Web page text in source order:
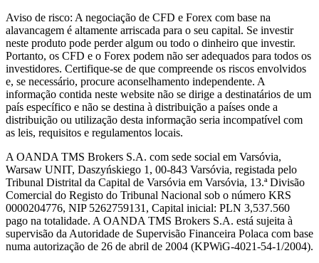
Aviso de risco: A negociação de CFD e Forex com base na
alavancagem é altamente arriscada para o seu capital. Se investir
neste produto pode perder algum ou todo o dinheiro que investir.
Portanto, os CFD e o Forex podem não ser adequados para todos os
investidores. Certifique-se de que compreende os riscos envolvidos
e, se necessário, procure aconselhamento independente. A
informação contida neste website não se dirige a destinatários de um
país específico e não se destina à distribuição a países onde a
distribuição ou utilização desta informação seria incompatível com
as leis, requisitos e regulamentos locais.
A OANDA TMS Brokers S.A. com sede social em Varsóvia,
Warsaw UNIT, Daszyńskiego 1, 00-843 Varsóvia, registada pelo
Tribunal Distrital da Capital de Varsóvia em Varsóvia, 13.ª Divisão
Comercial do Registo do Tribunal Nacional sob o número KRS
0000204776, NIP 5262759131, Capital inicial: PLN 3,537.560
pago na totalidade. A OANDA TMS Brokers S.A. está sujeita à
supervisão da Autoridade de Supervisão Financeira Polaca com base
numa autorização de 26 de abril de 2004 (KPWiG-4021-54-1/2004).